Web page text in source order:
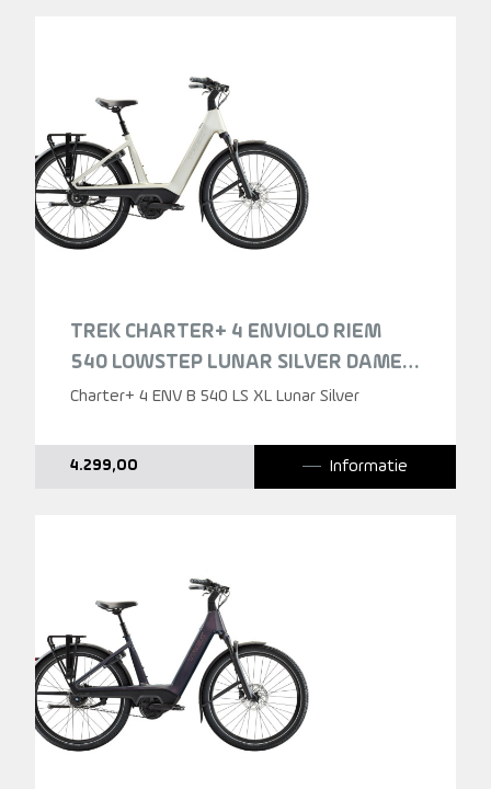
TREK CHARTER+ 4 ENVIOLO RIEM
540 LOWSTEP LUNAR SILVER DAMES
2026
Charter+ 4 ENV B 540 LS XL Lunar Silver
4.299,00 Informatie